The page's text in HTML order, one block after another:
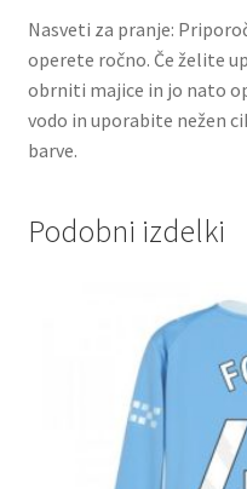
Nasveti za pranje:
operete ročno. Če želite
obrniti majice in jo nato
vodo in uporabite nežen
barve.
Podobni izdelki